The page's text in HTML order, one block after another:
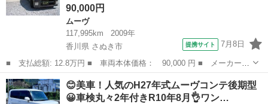
90,000円
ムーヴ
117,995km
2009年
香川県 さぬき市
提携サイト 7月8日
■ 支払総額: 12.8万円 ■ 車両本体価格： 90,000 円 ■ メーカー
名： ダイハツ ■ 車種名： ムーヴ ■ グレード名： カスタム
Ｓ タナベダウンサス・１６インチアルミホイール キーレスエント
リー ＨＩＤ ...
香川 さぬき市 ムーヴ
😊美車！人気のH27年式ムーヴコンテ後期型
😀車検丸々2年付きR10年8月👌ワン…